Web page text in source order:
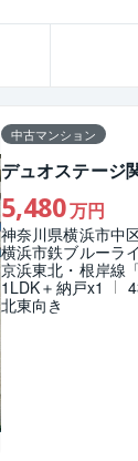
中古マンション
デュオステージ
5,480万円
神奈川県横浜市中
横浜市鉄ブルーラ
京浜東北・根岸線
1LDK＋納戸x1
北東向き